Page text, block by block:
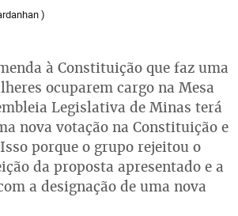
)
à Constituição que faz uma
ocuparem cargo na Mesa
Legislativa de Minas terá
nova votação na Constituição e
porque o grupo rejeitou o
da proposta apresentado e a
a designação de uma nova